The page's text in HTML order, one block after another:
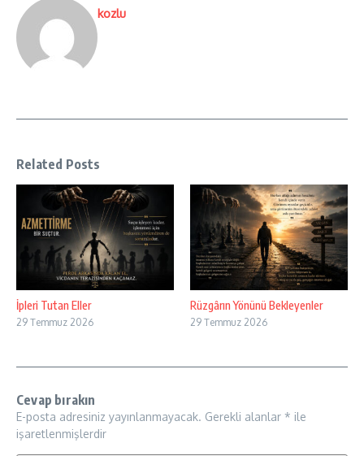
kozlu
Related Posts
İpleri Tutan Eller
29 Temmuz 2026
Rüzgârın Yönünü Bekleyenler
29 Temmuz 2026
Cevap bırakın
E-posta adresiniz yayınlanmayacak. Gerekli alanlar * ile
işaretlenmişlerdir